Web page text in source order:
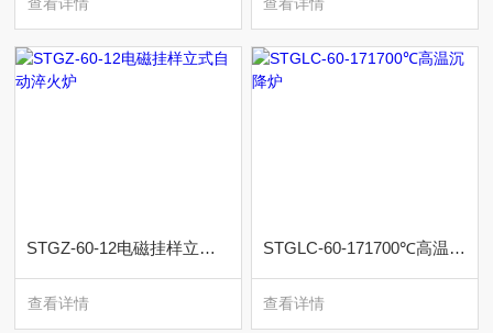
STGZ-60-12电磁挂样立式自动淬火炉
查看详情
STGLC-60-171700℃高温沉降炉
查看详情